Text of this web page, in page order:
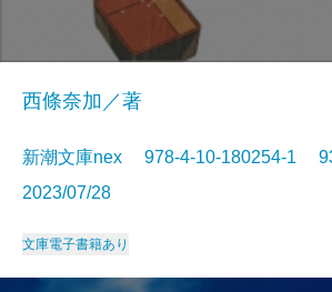
西條奈加／著
新潮文庫nex 978-4-10-180254-1
2023/07/28
文庫電子書籍あり